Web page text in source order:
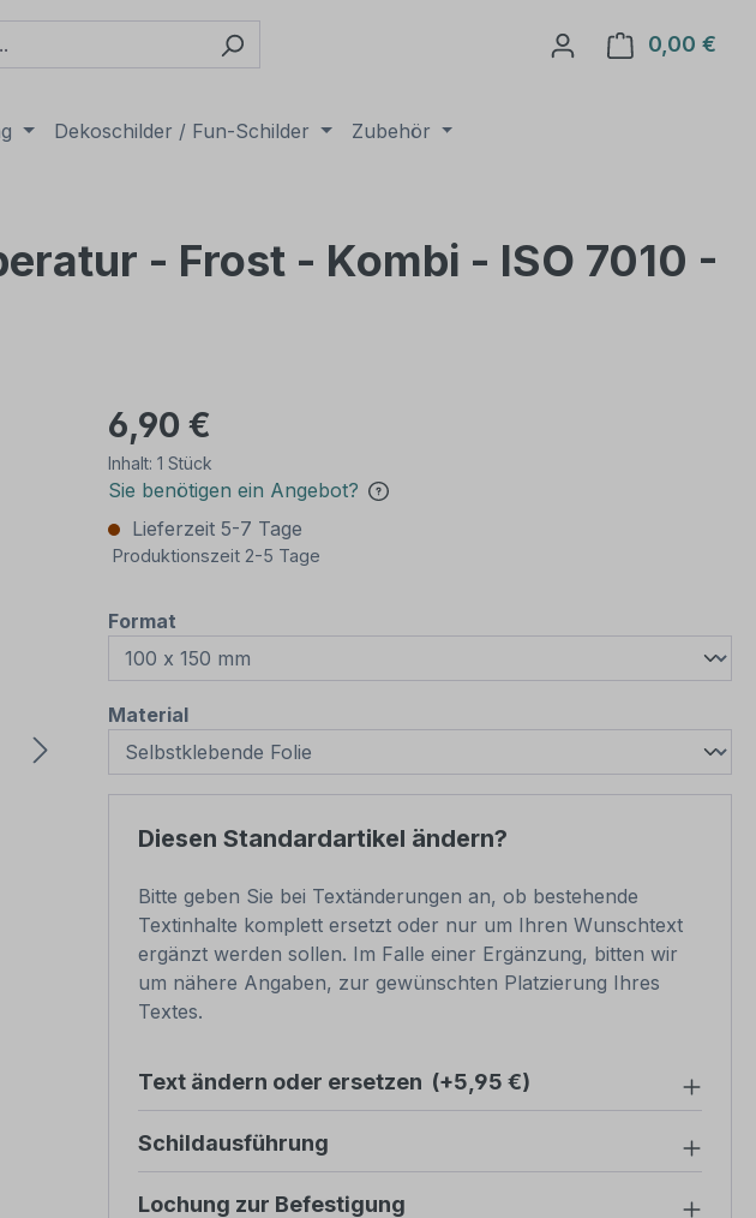
0,00 €
Dekoschilder / Fun-Schilder Zubehör
- Frost - Kombi - ISO 7010 -
6,90 €
Inhalt: 1 Stück
Sie benötigen ein Angebot?
Lieferzeit 5-7 Tage
Produktionszeit 2-5 Tage
Format
Materialauswählen
Diesen Standardartikel ändern?
Bitte geben Sie bei Textänderungen an, ob bestehende
Textinhalte komplett ersetzt oder nur um Ihren Wunschtext
ergänzt werden sollen. Im Falle einer Ergänzung, bitten wir
um nähere Angaben, zur gewünschten Platzierung Ihres
Textes.
Text ändern oder ersetzen (+5,95 €)
Schildausführung
Lochung zur Befestigung